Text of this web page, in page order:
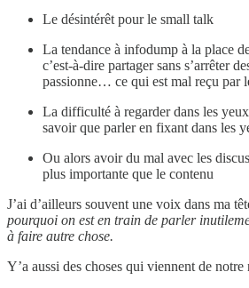
Le désintérêt pour le small talk
La tendance à infodump à la place
c’est-à-dire partager sans s’arrêter
passionne… ce qui est mal reçu par
La difficulté à regarder dans les
savoir que parler en fixant dans les
Ou alors avoir du mal avec les
plus importante que le contenu
J’ai d’ailleurs souvent une voix dans ma
pourquoi on est en train de parler
à faire autre chose.
Y’a aussi des choses qui viennent de